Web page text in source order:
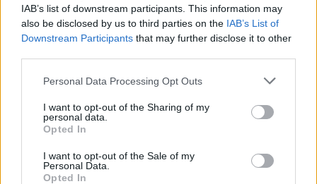
IAB’s list of downstream participants. This information may
also be disclosed by us to third parties on the IAB’s List of
Downstream Participants that may further disclose it to other
Personal Data Processing Opt Outs
I want to opt-out of the Sharing of my
personal data.
Opted In
I want to opt-out of the Sale of my
Personal Data.
Opted In
Για ακόμη περισσότερα νέα , μπείτε στην ροή
ειδήσεωντου E-Daily.gr